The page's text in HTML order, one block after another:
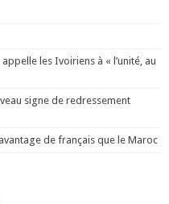
les Ivoiriens à « l’unité, au
signe de redressement
de français que le Maroc